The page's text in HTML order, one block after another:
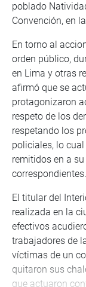
poblado
Convención, en
En torno al
orden público,
en Lima y otras
afirmó que se
protagonizaron
respeto de los
respetando los
policiales, lo
remitidos en a
correspondientes.
El titular del
realizada en la
efectivos
trabajadores de
víctimas de un
quitaron sus
que actuaron